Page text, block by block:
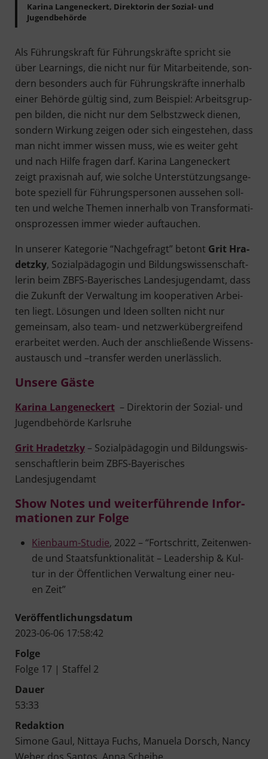
Kari­na Lan­gen­eckert, Direk­to­rin der Sozi­al- und
Jugendbehörde
Als Füh­rungs­kraft für Füh­rungs­kräf­te spricht sie
über Lear­nings, die nicht nur für Mit­ar­bei­ten­de, son­
dern beson­ders auch für Füh­rungs­kräf­te inner­halb
einer Behör­de gül­tig sind, zum Bei­spiel: Arbeits­grup­
pen bil­den, die nicht nur dem Selbst­zweck die­nen,
son­dern Wir­kung zei­gen oder sich ein­ge­ste­hen, dass
man nicht immer wis­sen muss, wie es wei­ter geht
und nach Hil­fe fra­gen darf. Kari­na Lan­gen­eckert
zeigt pra­xis­nah auf, wie sol­che Unter­stüt­zungs­an­ge­
bo­te spe­zi­ell für Füh­rungs­per­so­nen aus­se­hen soll­
ten und wel­che The­men inner­halb von Trans­for­ma­ti­
ons­pro­zes­sen immer wie­der auftauchen.
In unse­rer Kate­go­rie “Nach­ge­fragt” betont Grit Hra­
detz­ky, Sozi­al­päd­ago­gin und Bil­dungs­wis­sen­schaft­
le­rin beim ZBFS-Baye­ri­sches Lan­des­ju­gend­amt, dass
die Zukunft der Ver­wal­tung im koope­ra­ti­ven Arbei­
ten liegt. Lösun­gen und Ideen soll­ten nicht nur
gemein­sam, also team- und netz­werk­über­grei­fend
erar­bei­tet wer­den. Auch der anschlie­ßen­de Wis­sens­
aus­tausch und –trans­fer wer­den unerlässlich.
Unse­re Gäste
Kari­na Lan­gen­eckert – Direk­to­rin der Sozi­al- und
Jugend­be­hör­de Karlsruhe
Grit Hra­detz­ky– Sozi­al­päd­ago­gin und Bil­dungs­wis­
sen­schaft­le­rin beim ZBFS-Baye­ri­sches
Landesjugendamt
Show Notes und wei­ter­füh­ren­de Infor­
ma­tio­nen zur Folge
Kien­baum-Stu­die, 2022 – “Fort­schritt, Zei­ten­wen­
de und Staats­funk­tio­na­li­tät – Lea­der­ship & Kul­
tur in der Öffent­li­chen Ver­wal­tung einer neu­
en Zeit”
Ver­öf­fent­li­chungs­da­tum
2023-06-06 17:58:42
Fol­ge
Fol­ge 17 | Staf­fel 2
Dau­er
53:33
Redak­ti­on
Simo­ne Gaul, Nitt­a­ya Fuchs, Manue­la Dorsch, Nan­cy